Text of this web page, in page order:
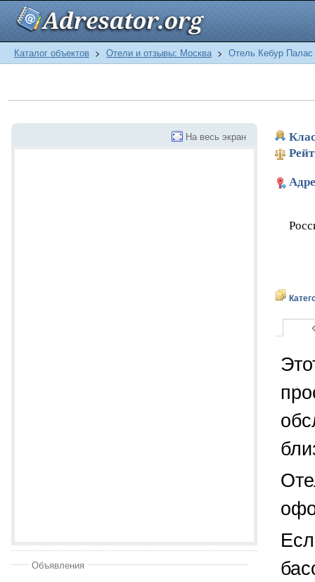
Каталог объектов > Отели и отзывы: Москва > Отель Кебур Палас
На весь экран
Объявления